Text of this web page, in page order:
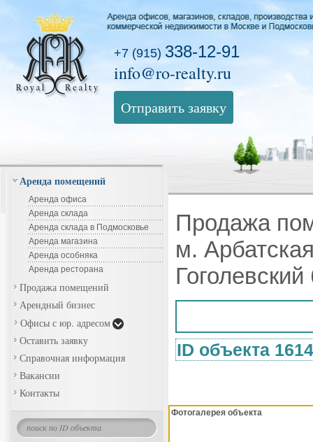
+7 (915) 338-12-91
info@ro-realty.ru
Отправить заявку
Аренда помещений
Аренда офиса
Аренда склада
Аренда склада в Подмосковье
Аренда магазина
Аренда особняка
Аренда ресторана
Продажа помещений
Арендный бизнес
Офисы с юр. адресом
Оставить заявку
Справочная информация
Вакансии
Контакты
Продажа
м.
ID объекта
Фотогалерея объекта